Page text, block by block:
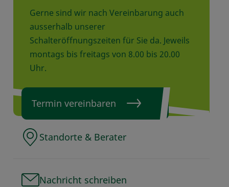
Gerne sind wir nach Vereinbarung auch
ausserhalb unserer
Schalteröffnungszeiten für Sie da. Jeweils
montags bis freitags von 8.00 bis 20.00
Uhr.
Termin vereinbaren
Standorte & Berater
Nachricht schreiben